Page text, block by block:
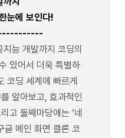
눈에 보인다!
능 개발까지 코딩의
있어서 더욱 특별하
코딩 세계에 빠르게
알아보고, 효과적인
고 둘째마당에는 ‘네
글 메인 화면 클론 코